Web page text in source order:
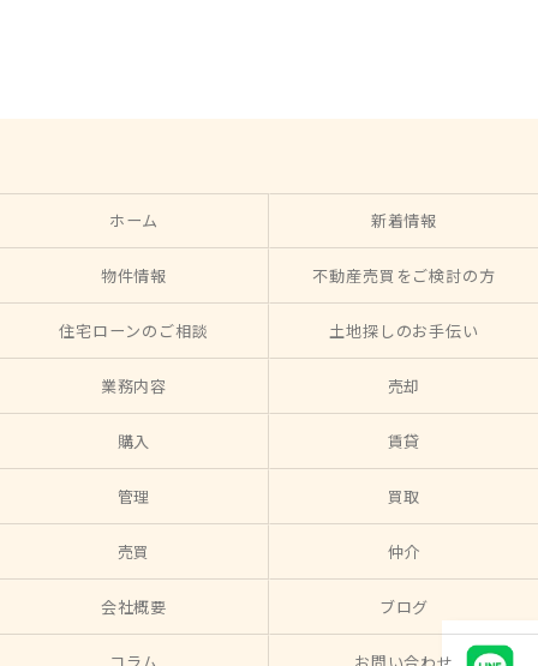
ホーム 新着情報
物件情報 不動産売買をご検討の方
住宅ローンのご相談 土地探しのお手伝い
業務内容 売却
購入 賃貸
管理 買取
売買 仲介
会社概要 ブログ